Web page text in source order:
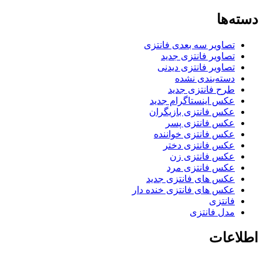
دسته‌ها
تصاویر سه بعدی فانتزی
تصاویر فانتزی جدید
تصاویر فانتزی دیدنی
دسته‌بندی نشده
طرح فانتزی جدید
عکس اینستاگرام جدید
عکس فانتزی بازیگران
عکس فانتزی پسر
عکس فانتزی خواننده
عکس فانتزی دختر
عکس فانتزی زن
عکس فانتزی مرد
عکس های فانتزی جدید
عکس های فانتزی خنده دار
فانتزی
مدل فانتزی
اطلاعات